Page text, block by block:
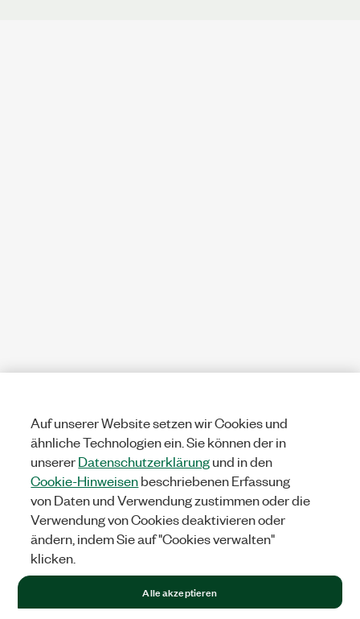
Auf unserer Website setzen wir Cookies und
ähnliche Technologien ein. Sie können der in
unsererDatenschutzerklärungund in den
Cookie-Hinweisenbeschriebenen Erfassung
von Daten und Verwendung zustimmen oder die
Verwendung von Cookies deaktivieren oder
ändern, indem Sie auf "Cookies verwalten"
klicken.
Alle akzeptieren